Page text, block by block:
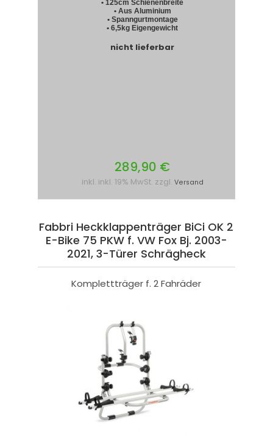
• 125cm Schienenbreite
• Aus Aluminium
• Spanngurtmontage
• 6,5kg Eigengewicht
nicht lieferbar
289,90 €
inkl. inkl. 19% MwSt. zzgl. Versand
Fabbri Heckklappenträger BiCi OK 2
E-Bike 75 PKW f. VW Fox Bj. 2003-
2021, 3-Türer Schrägheck
Komplettträger f. 2 Fahräder